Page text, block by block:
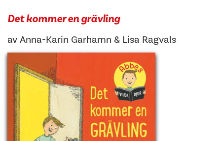
Det kommer en grävling
avAnna-Karin Garhamn & Lisa Ragvals